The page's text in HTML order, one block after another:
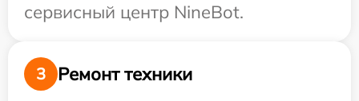
сервисный центр NineBot.
3
Ремонт техники